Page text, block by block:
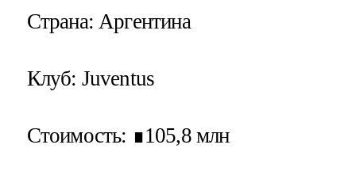
Страна: Аргентина
Клуб: Juventus
Стоимость: ∎105,8 млн